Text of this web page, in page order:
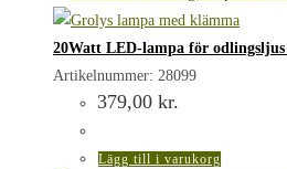
20Watt LED-lampa för
Artikelnummer: 28099
379,00 kr.
Lägg till i varukorg